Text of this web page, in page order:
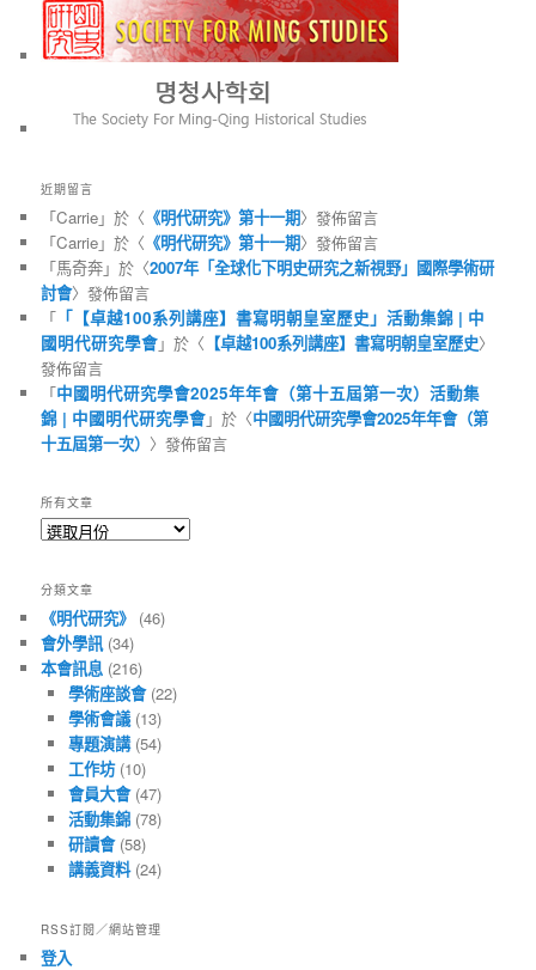
近期留言
「Carrie」於〈 《明代研究》第十一期〉發佈留言
「Carrie」於〈 《明代研究》第十一期〉發佈留言
「馬奇奔」於〈2007年「全球化下明史研究之新視野」國際學術研
討會〉發佈留言
「 「【卓越100系列講座】書寫明朝皇室歷史」活動集錦 | 中
國明代研究學會」於〈 【卓越100系列講座】書寫明朝皇室歷史〉
發佈留言
「中國明代研究學會2025年年會（第十五屆第一次）活動集
錦 | 中國明代研究學會」於〈中國明代研究學會2025年年會（第
十五屆第一次） 〉發佈留言
所有文章
所
章
分類文章
《明代研究》 (46)
會外學訊(34)
本會訊息 (216)
學術座談會(22)
學術會議(13)
專題演講(54)
工作坊(10)
會員大會(47)
活動集錦(78)
研讀會(58)
講義資料(24)
RSS訂閱／網站管理
登入